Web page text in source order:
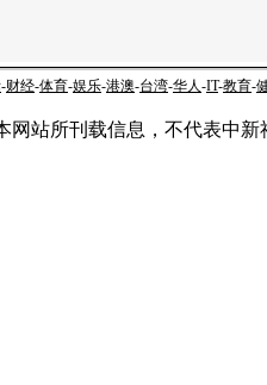
-财经-体育-娱乐-港澳-台湾-华人-IT-教育-
网站所刊载信息，不代表中